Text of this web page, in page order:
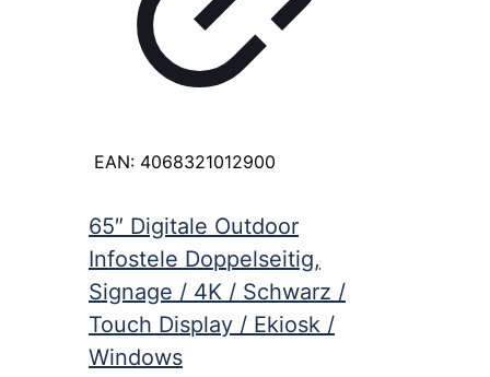
EAN: 4068321012900
65″ Digitale Outdoor
Infostele Doppelseitig,
Signage / 4K / Schwarz /
Touch Display / Ekiosk /
Windows